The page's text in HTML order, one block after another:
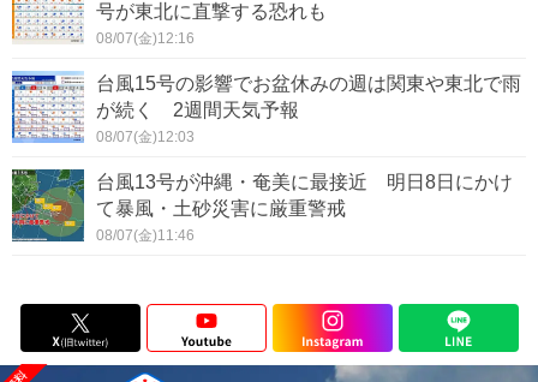
号が東北に直撃する恐れも
08/07(金)12:16
台風15号の影響でお盆休みの週は関東や東北で雨
が続く 2週間天気予報
08/07(金)12:03
台風13号が沖縄・奄美に最接近 明日8日にかけ
て暴風・土砂災害に厳重警戒
08/07(金)11:46